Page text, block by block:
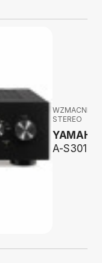
STEREO
YAMAHA
A-S301